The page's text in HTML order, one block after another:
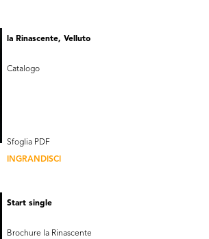
la Rinascente, Velluto
Catalogo
Sfoglia PDF
INGRANDISCI
Start single
Brochure la Rinascente